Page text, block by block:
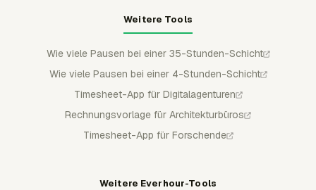
Weitere Tools
Wie viele Pausen bei einer 35-Stunden-Schicht
Wie viele Pausen bei einer 4-Stunden-Schicht
Timesheet-App für Digitalagenturen
Rechnungsvorlage für Architekturbüros
Timesheet-App für Forschende
Weitere Everhour-Tools